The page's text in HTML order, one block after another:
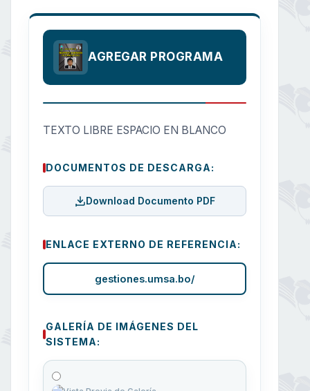
AGREGAR PROGRAMA
TEXTO LIBRE ESPACIO EN BLANCO
DOCUMENTOS DE DESCARGA:
Download Documento PDF
ENLACE EXTERNO DE REFERENCIA:
gestiones.umsa.bo/
GALERÍA DE IMÁGENES DEL
SISTEMA: